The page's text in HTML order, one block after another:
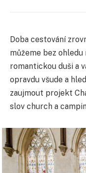
Doba cestování
můžeme bez
romantickou duši a
opravdu všude a
zaujmout projekt
slov church a